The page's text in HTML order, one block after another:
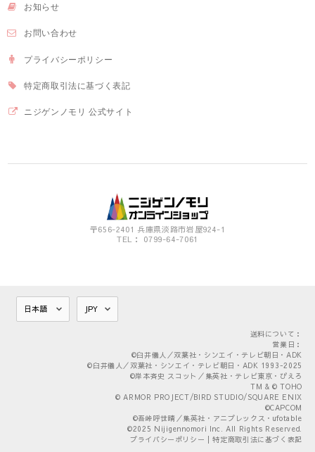
お知らせ
お問い合わせ
プライバシーポリシー
特定商取引法に基づく表記
ニジゲンノモリ 公式サイト
〒656-2401 兵庫県淡路市岩屋924-1
TEL： 0799-64-7061
送料について：
営業日：
©臼井儀人／双葉社・シンエイ・テレビ朝日・ADK
©臼井儀人／双葉社・シンエイ・テレビ朝日・ADK 1993-2025
©岸本斉史 スコット／集英社・テレビ東京・ぴえろ
TM & © TOHO
© ARMOR PROJECT/BIRD STUDIO/SQUARE ENIX
©CAPCOM
©吾峠呼世晴／集英社・アニプレックス・ufotable
©2025 Nijigennomori Inc. All Rights Reserved.
プライバシーポリシー |特定商取引法に基づく表記